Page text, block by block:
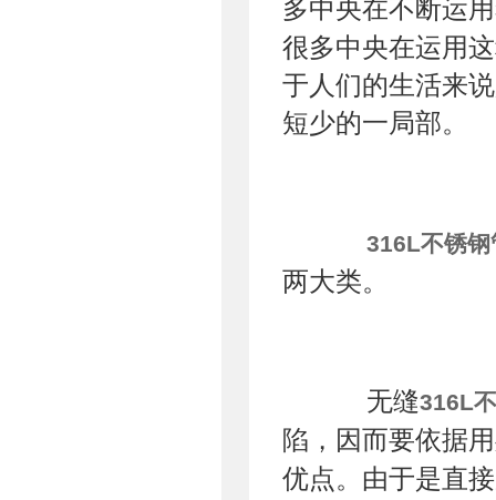
多中央在不断运用
很多中央在运用
于人们的生活来
短少的一局部。
316L不锈钢
两大类。
无缝316L
陷，因而要依据
优点。由于是直